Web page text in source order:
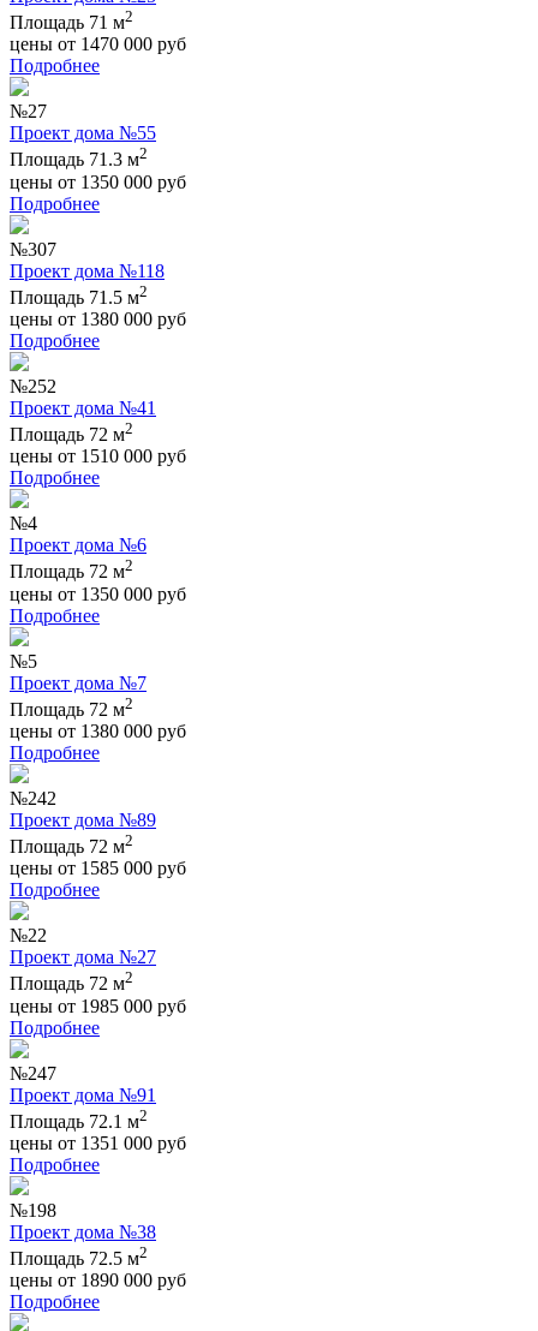
Площадь 71 м2
цены от 1470 000 руб
Подробнее
№27
Проект дома №55
Площадь 71.3 м2
цены от 1350 000 руб
Подробнее
№307
Проект дома №118
Площадь 71.5 м2
цены от 1380 000 руб
Подробнее
№252
Проект дома №41
Площадь 72 м2
цены от 1510 000 руб
Подробнее
№4
Проект дома №6
Площадь 72 м2
цены от 1350 000 руб
Подробнее
№5
Проект дома №7
Площадь 72 м2
цены от 1380 000 руб
Подробнее
№242
Проект дома №89
Площадь 72 м2
цены от 1585 000 руб
Подробнее
№22
Проект дома №27
Площадь 72 м2
цены от 1985 000 руб
Подробнее
№247
Проект дома №91
Площадь 72.1 м2
цены от 1351 000 руб
Подробнее
№198
Проект дома №38
Площадь 72.5 м2
цены от 1890 000 руб
Подробнее